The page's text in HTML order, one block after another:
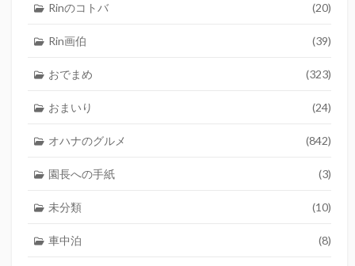
Rinのコトバ (20)
Rin画伯 (39)
おでまめ (323)
おまいり (24)
オハナのグルメ (842)
園長への手紙 (3)
未分類 (10)
車中泊 (8)